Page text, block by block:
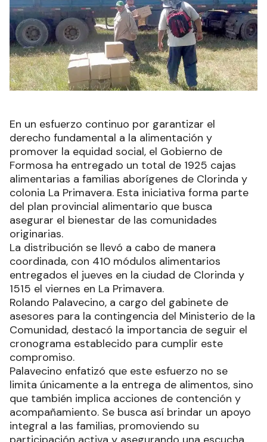
En un esfuerzo continuo por garantizar el
derecho fundamental a la alimentación y
promover la equidad social, el Gobierno de
Formosa ha entregado un total de 1925 cajas
alimentarias a familias aborígenes de Clorinda y
colonia La Primavera. Esta iniciativa forma parte
del plan provincial alimentario que busca
asegurar el bienestar de las comunidades
originarias.
La distribución se llevó a cabo de manera
coordinada, con 410 módulos alimentarios
entregados el jueves en la ciudad de Clorinda y
1515 el viernes en La Primavera.
Rolando Palavecino, a cargo del gabinete de
asesores para la contingencia del Ministerio de la
Comunidad, destacó la importancia de seguir el
cronograma establecido para cumplir este
compromiso.
Palavecino enfatizó que este esfuerzo no se
limita únicamente a la entrega de alimentos, sino
que también implica acciones de contención y
acompañamiento. Se busca así brindar un apoyo
integral a las familias, promoviendo su